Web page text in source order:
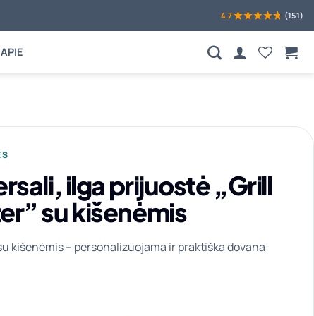
4,7 (151)
APIE
ilga prijuostė „Grill
su kišenėmis
kišenėmis – personalizuojama ir praktiška dovana